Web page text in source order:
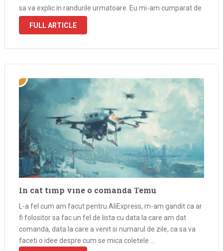
sa va explic in randurile urmatoare. Eu mi-am cumparat de
pe OLX, pentru …
FULL ARTICLE
In cat timp vine o comanda Temu
L-a fel cum am facut pentru AliExpress, m-am gandit ca ar
fi folositor sa fac un fel de lista cu data la care am dat
comanda, data la care a venit si numarul de zile, ca sa va
faceti o idee despre cum se mica coletele …